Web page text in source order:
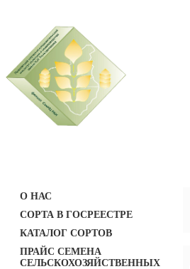
О НАС
СОРТА В ГОСРЕЕСТРЕ
КАТАЛОГ СОРТОВ
ПРАЙС СЕМЕНА
СЕЛЬСКОХОЗЯЙСТВЕННЫХ